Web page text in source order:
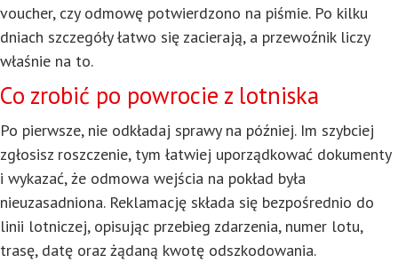
voucher, czy odmowę potwierdzono na piśmie. Po kilku
dniach szczegóły łatwo się zacierają, a przewoźnik liczy
właśnie na to.
Co zrobić po powrocie z lotniska
Po pierwsze, nie odkładaj sprawy na później. Im szybciej
zgłosisz roszczenie, tym łatwiej uporządkować dokumenty
i wykazać, że odmowa wejścia na pokład była
nieuzasadniona. Reklamację składa się bezpośrednio do
linii lotniczej, opisując przebieg zdarzenia, numer lotu,
trasę, datę oraz żądaną kwotę odszkodowania.